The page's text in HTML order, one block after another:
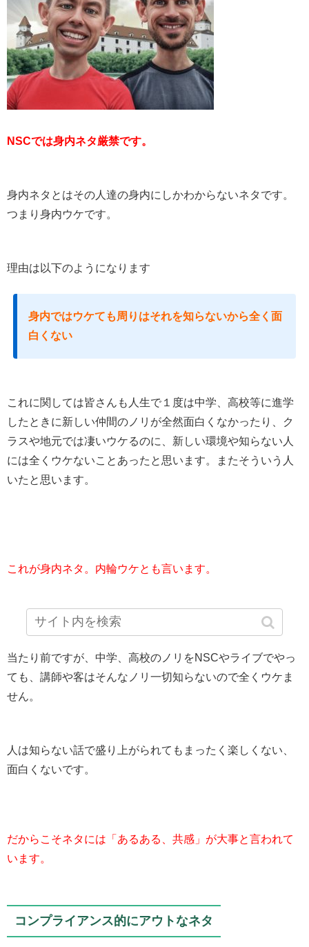
NSCでは身内ネタ厳禁です。
身内ネタとはその人達の身内にしかわからないネタです。
つまり身内ウケです。
理由は以下のようになります
身内ではウケても 周りはそれを知らないから全く面
白くない
これに関しては皆さんも人生で１度は中学、高校等に進学
したときに新しい仲間のノリが全然面白くなかったり、ク
ラスや地元では凄いウケるのに、新しい環境や知らない人
には全くウケないことあったと思います。またそういう人
いたと思います。
これが身内ネタ。内輪ウケとも言います。
当たり前ですが、中学、高校のノリをNSCやライブでやっ
ても、講師や客はそんなノリ一切知らないので全くウケま
せん。
人は知らない話で盛り上がられてもまったく楽しくない、
面白くないです。
だからこそネタには「あるある、共感」が大事と言われて
います。
コンプライアンス的にアウトなネタ